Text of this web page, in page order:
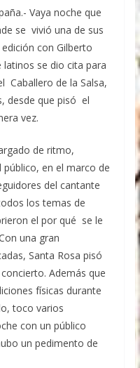
Vaya noche que
se vivió una de sus
con Gilberto
latinos se dio cita para
Caballero de la Salsa,
desde que pisó el
vez.
de ritmo,
en el marco de
del cantante
los temas de
el por qué se le
una gran
Santa Rosa pisó
Además que
físicas durante
toco varios
con un público
un pedimento de